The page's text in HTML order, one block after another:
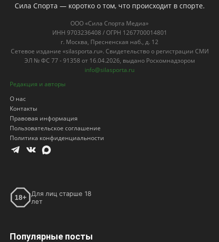
Сила Спорта — коротко о том, что происходит в спорте.
ООО «Сила Спорта Медиа»
ИНН 9703236408 / ОГРН 1267700014801
г. Москва, Пресненская наб., д. 12
Сетевое издание «silasporta.ru». Свидетельство о регистрации СМИ
ЭЛ № ФС 77 - 91358 от 16.04.2026, выдано Роскомнадзором
info@silasporta.ru
Редакция и авторы
О нас
Контакты
Правовая информация
Пользовательское соглашение
Политика конфиденциальности
18+
Для лиц старше 18
лет
Популярные посты